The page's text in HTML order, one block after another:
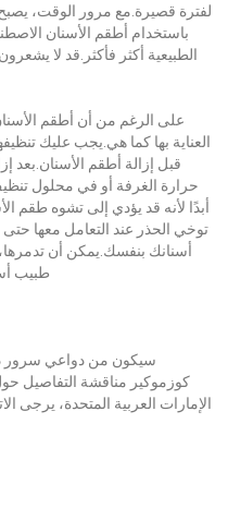
لفترة قصيرة.مع مرور الوقت،
باستخدام أطقم الأسنان
الطبيعية أكثر فأكثر.قد لا
على الرغم من أن أطقم
العناية بها كما هي.يجب عليك
قبل إزالة أطقم الأسنان.بعد
حرارة الغرفة أو في محلول
أبدًا لأنه قد يؤدي إلى تشوه طقم
توخي الحذر عند التعامل معها حتى
أسنانك بنفسك.يمكن أن
طبيب
سيكون من دواعي سرور